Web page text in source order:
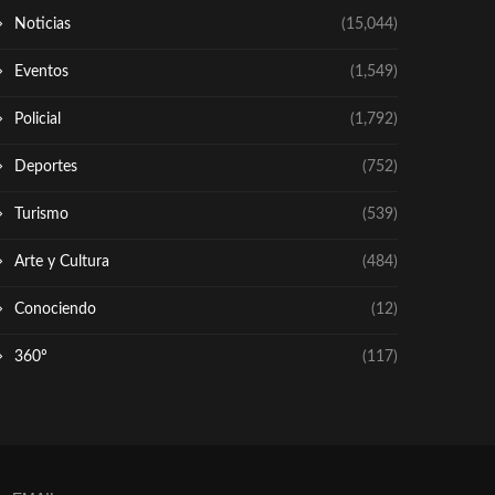
Noticias (15,044)
Eventos (1,549)
Policial (1,792)
Deportes (752)
Turismo (539)
Arte y Cultura (484)
Conociendo (12)
360º (117)